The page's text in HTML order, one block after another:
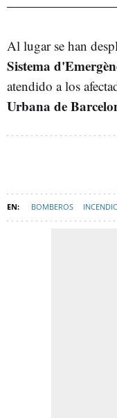
Al lugar se han
Sistema
atendido a los
Urbana de
BOMBEROS